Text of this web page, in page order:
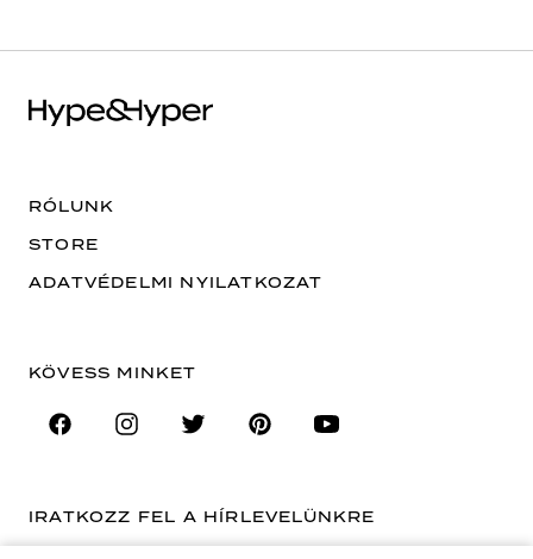
RÓLUNK
STORE
ADATVÉDELMI NYILATKOZAT
KÖVESS MINKET
IRATKOZZ FEL A HÍRLEVELÜNKRE